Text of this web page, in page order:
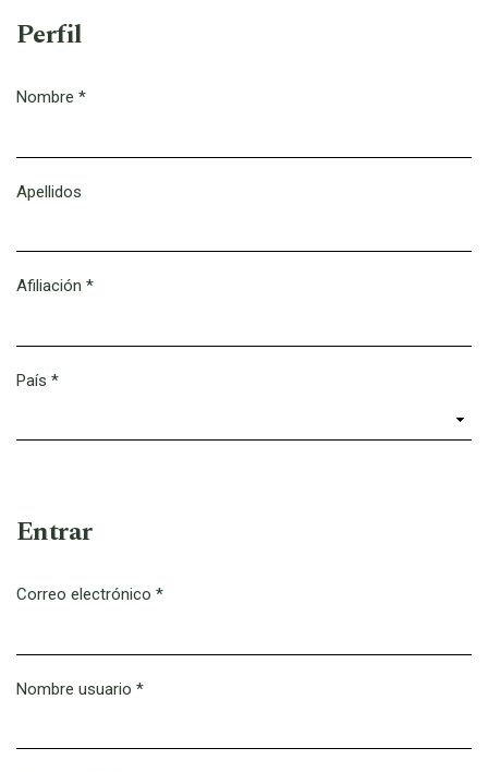
Perfil
Nombre *
Apellidos
Afiliación *
País *
Entrar
Correo electrónico *
Nombre usuario *